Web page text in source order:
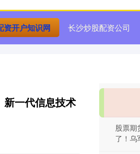
资开户知识网 长沙炒股配资公司
一代信息技术
股票期
了！乌